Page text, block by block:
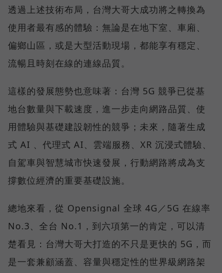
透過上述技術布局，台灣大哥大成功將之轉換為
使用者最有感的體驗：無論是在地下室、車廂、
偏鄉山區，或是大型活動現場，都能享有穩定、
流暢且時刻在線的連線品質。
這樣的發展態勢也意味著：台灣 5G 競爭已從基
地台數量與下載速度，進一步走向網路品質、使
用體驗與基礎建設韌性的競爭；未來，隨著生成
式 AI 、代理式 AI、雲端服務、XR 沉浸式體驗、
自駕車與智慧城市快速發展，行動網路將成為支
撐數位經濟的重要基礎設施。
總地來看，從 Opensignal 全球 4G／5G 在線率
No.3、全台 No.1，到六項第一的肯定，可以清
楚看見：台灣大哥大打造的不只是更快的 5G，而
是一套兼顧涵蓋、容量與穩定性的世界級網路架